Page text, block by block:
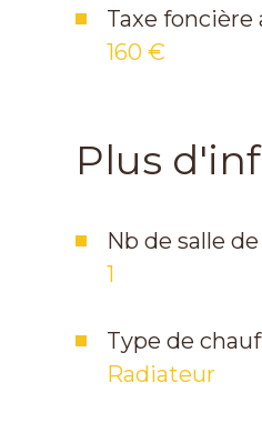
Taxe foncière
160 €
Plus
Nb de salle
1
Type de
Radiateur